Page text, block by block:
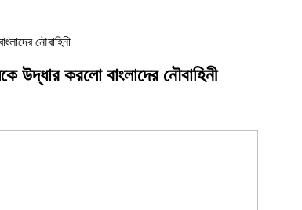
নৌবাহিনী
উদ্ধার করলো বাংলাদের নৌবাহিনী